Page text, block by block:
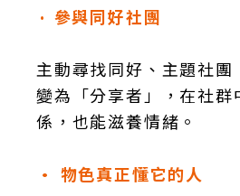
• 參與同好社團
主動尋找同好、主題社
變為「分享者」，在社
係，也能滋養情緒。
• 物色真正懂它的人